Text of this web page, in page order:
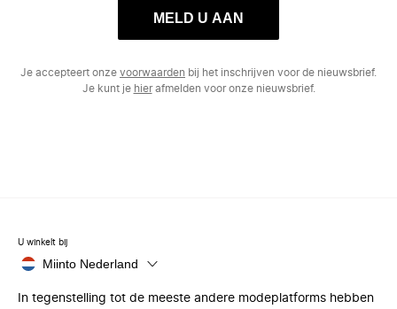
MELD U AAN
Je accepteert onze voorwaarden bij het inschrijven voor de nieuwsbrief.
Je kunt je hierafmelden voor onze nieuwsbrief.
U winkelt bij
Miinto Nederland
In tegenstelling tot de meeste andere modeplatforms hebben